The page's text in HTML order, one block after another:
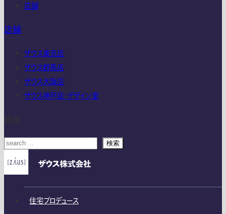
店舗
店舗
ザウス東京店
ザウス群馬店
ザウス大阪店
ザウス神戸店・デザイン室
検索
住宅プロデュース